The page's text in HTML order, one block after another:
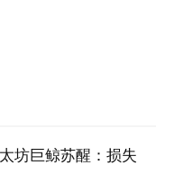
坊巨鲸苏醒：损失